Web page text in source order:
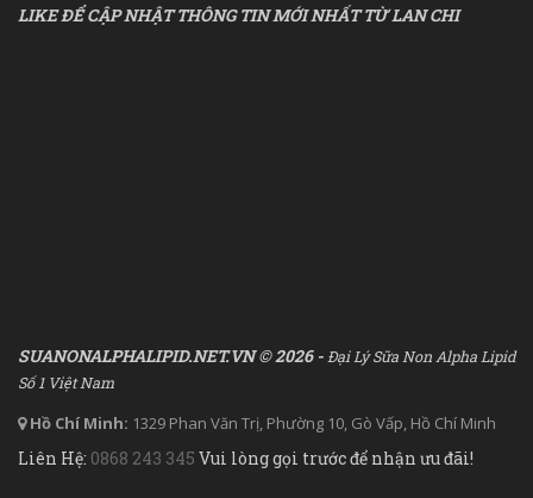
LIKE ĐỂ CẬP NHẬT THÔNG TIN MỚI NHẤT TỪ LAN CHI
SUANONALPHALIPID.NET.VN © 2026 -Đại Lý Sữa Non Alpha Lipid
Số 1 Việt Nam
Hồ Chí Minh: 1329 Phan Văn Trị, Phường 10, Gò Vấp, Hồ Chí Minh
Liên Hệ: 0868 243 345 Vui lòng gọi trước để nhận ưu đãi!